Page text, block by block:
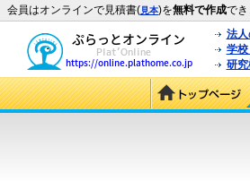
会員はオンラインで見積書(見本)を無料で作成で
法
学
研